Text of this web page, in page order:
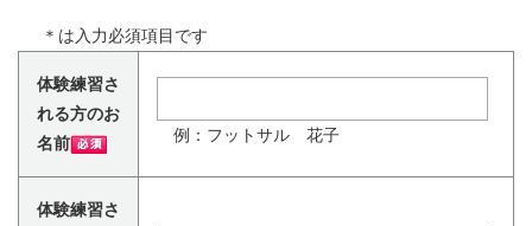
＊ は入力必須項目です
体験練習さ
れる方のお
名前
例：フットサル 花子
体験練習さ